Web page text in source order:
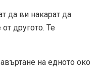
да ви накарат да
другото. Те
на едното око